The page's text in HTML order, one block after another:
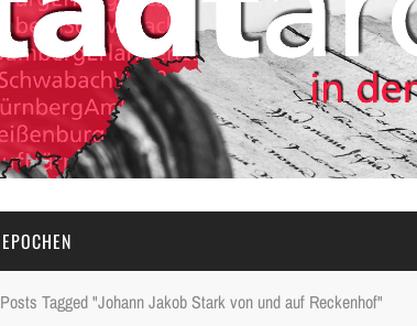
EPOCHEN
Posts Tagged "Johann Jakob Stark von und auf Reckenhof"